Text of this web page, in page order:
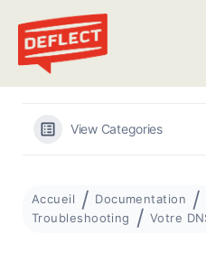
Deflect
View Categories
Accueil Documentation
Troubleshooting